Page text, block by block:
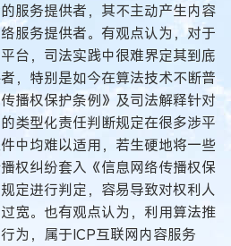
服务提供者，其不主动产生内容
服务提供者。有观点认为，对于
台，司法实践中很难界定其到底
，特别是如今在算法技术不断普
播权保护条例》及司法解释针对
类型化责任判断规定在很多涉平
中均难以适用，若生硬地将一些
权纠纷套入《信息网络传播权保
定进行判定，容易导致对权利人
宽。也有观点认为，利用算法推
为，属于ICP互联网内容服务